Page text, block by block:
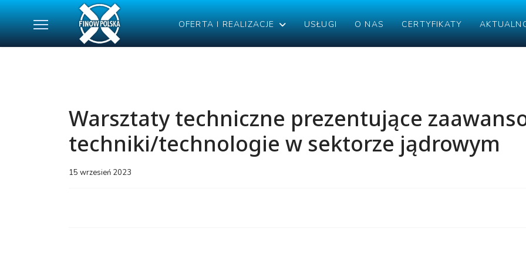
OFERTA I REALIZACJE USŁUGI O NAS CERTYFIKATY
Warsztaty techniczne prezentujące
techniki/technologie w sektorze jądrowym
15 wrzesień 2023